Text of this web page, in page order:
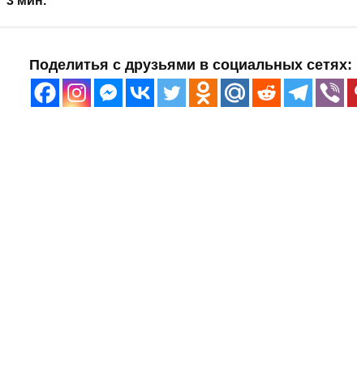
Поделитья с друзьями в социальных сетях: